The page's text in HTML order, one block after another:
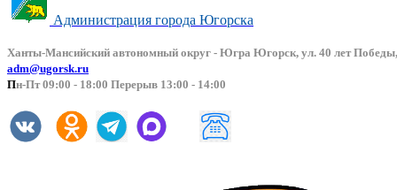
Администрация города Югорска
Ханты-Мансийский автономный округ - Югра Югорск, ул. 40 лет
adm@ugorsk.ru
Пн-Пт 09:00 - 18:00 Перерыв 13:00 - 14:00